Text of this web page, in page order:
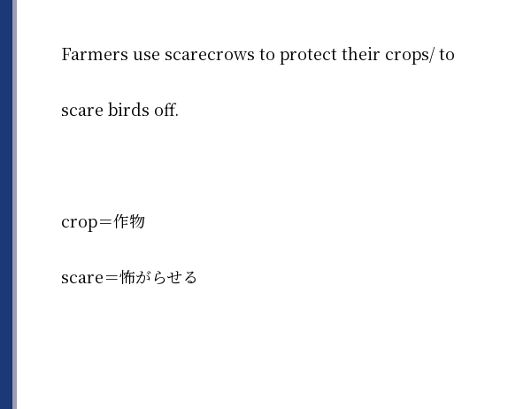
Farmers use scarecrows to protect their crops/ to
scare birds off.
crop＝作物
scare＝怖がらせる